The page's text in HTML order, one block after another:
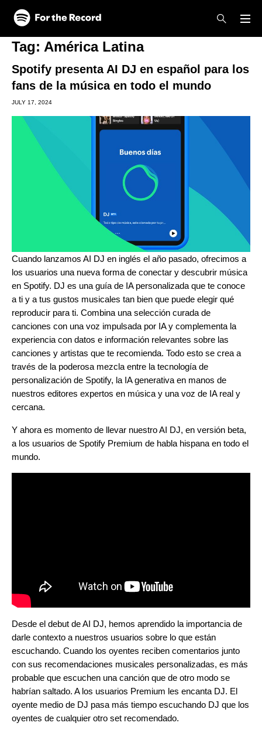
Skip to main content
Skip to footer
Tag: América Latina
Spotify presenta AI DJ en español para los
fans de la música en todo el mundo
JULY 17, 2024
Cuando lanzamos AI DJ en inglés el año pasado, ofrecimos a
los usuarios una nueva forma de conectar y descubrir música
en Spotify. DJ es una guía de IA personalizada que te conoce
a ti y a tus gustos musicales tan bien que puede elegir qué
reproducir para ti. Combina una selección curada de
canciones con una voz impulsada por IA y complementa la
experiencia con datos e información relevantes sobre las
canciones y artistas que te recomienda. Todo esto se crea a
través de la poderosa mezcla entre la tecnología de
personalización de Spotify, la IA generativa en manos de
nuestros editores expertos en música y una voz de IA real y
cercana.
Y ahora es momento de llevar nuestro AI DJ, en versión beta,
a los usuarios de Spotify Premium de habla hispana en todo el
mundo.
Desde el debut de AI DJ, hemos aprendido la importancia de
darle contexto a nuestros usuarios sobre lo que están
escuchando. Cuando los oyentes reciben comentarios junto
con sus recomendaciones musicales personalizadas, es más
probable que escuchen una canción que de otro modo se
habrían saltado. A los usuarios Premium les encanta DJ. El
oyente medio de DJ pasa más tiempo escuchando DJ que los
oyentes de cualquier otro set recomendado.